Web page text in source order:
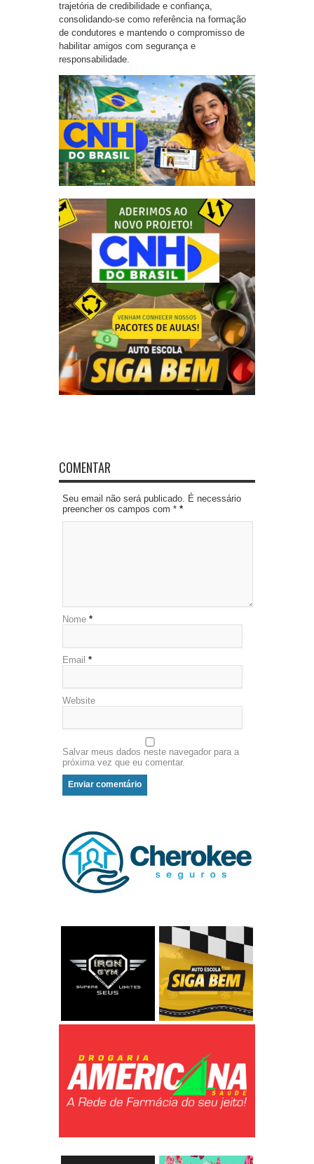
trajetória de credibilidade e confiança,
consolidando-se como referência na formação
de condutores e mantendo o compromisso de
habilitar amigos com segurança e
responsabilidade.
COMENTAR
Seu email não será publicado. É necessário
preencher os campos com * *
Nome *
Email *
Website
Salvar meus dados neste navegador para a
próxima vez que eu comentar.